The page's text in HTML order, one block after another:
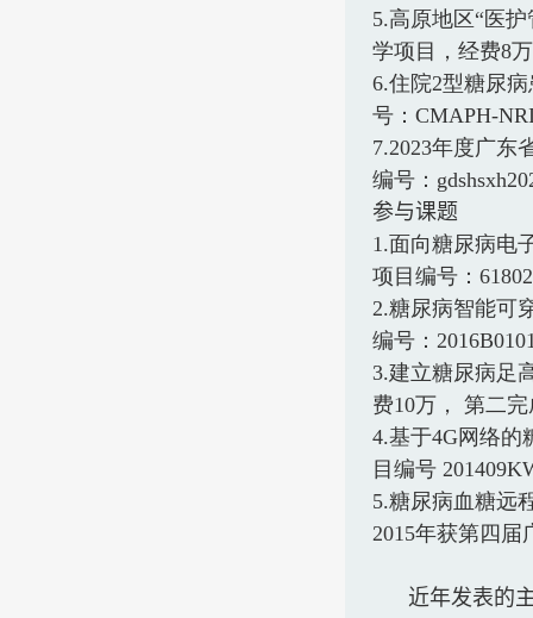
5.高原地区“医
学项目，经费8
6.住院2型糖尿
号： CMAPH-
7.2023年度广东
编号：
参与课题
1.面向糖尿病电
项目编号：
2.糖尿病智能可
编号：
3.建立糖尿病足
费10万， 第二
4.基于4G网络的
目编号
5.糖尿病血糖远
2015年获第四届
近年发表的